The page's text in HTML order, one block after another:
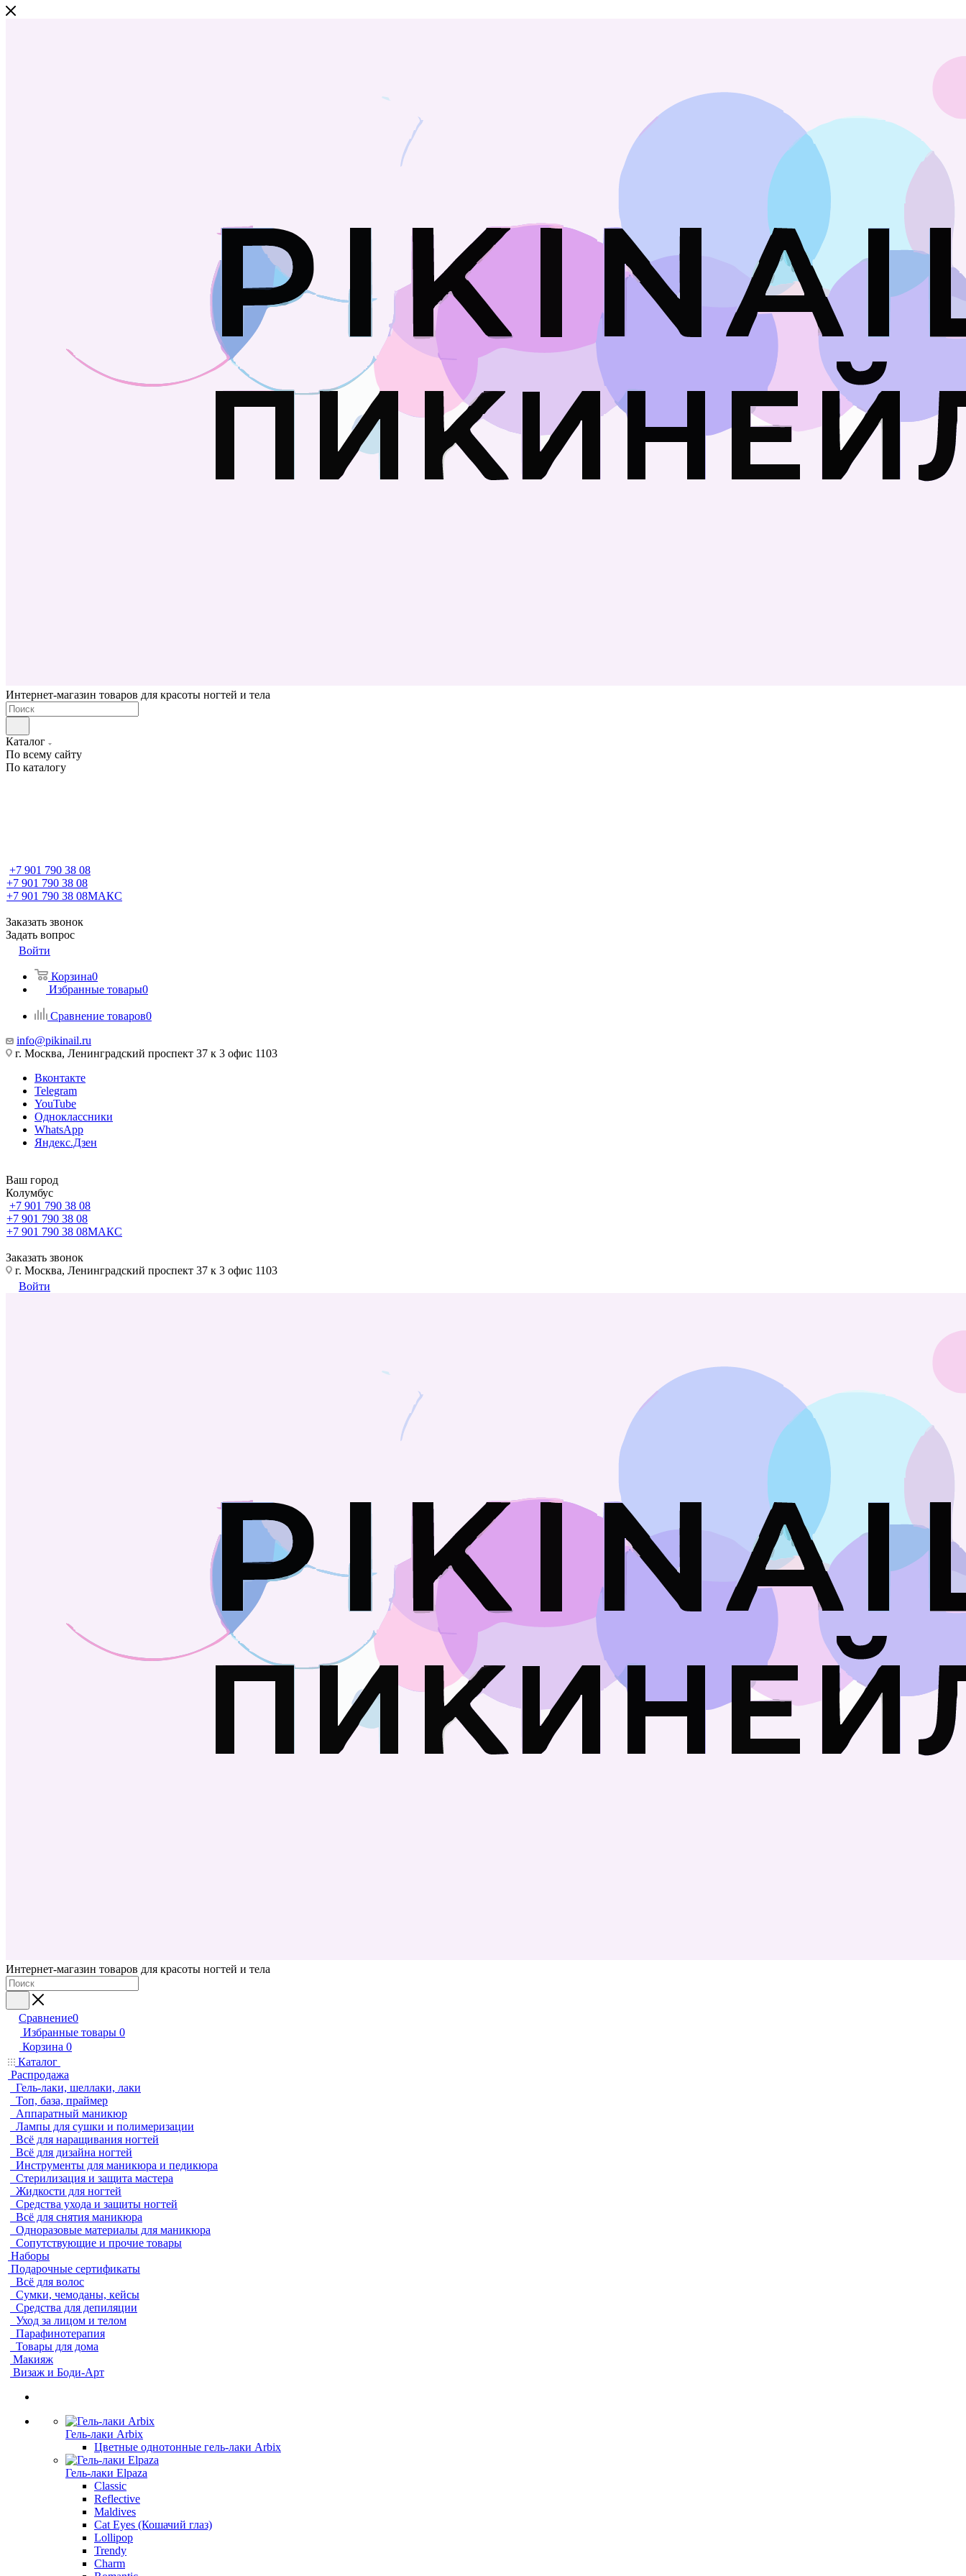
Интернет-магазин товаров для красоты ногтей и тела
Каталог
По всему сайту
По каталогу
+7 901 790 38 08
+7 901 790 38 08
+7 901 790 38 08МАКС
Заказать звонок
Задать вопрос
Войти
Корзина0
Избранные товары0
Сравнение товаров0
info@pikinail.ru
г. Москва, Ленинградский проспект 37 к 3 офис 1103
Вконтакте
Telegram
YouTube
Одноклассники
WhatsApp
Яндекс.Дзен
Ваш город
Колумбус
+7 901 790 38 08
+7 901 790 38 08
+7 901 790 38 08МАКС
Заказать звонок
г. Москва, Ленинградский проспект 37 к 3 офис 1103
Войти
Интернет-магазин товаров для красоты ногтей и тела
Сравнение0
Избранные товары 0
Корзина 0
Каталог
Распродажа
Гель-лаки, шеллаки, лаки
Топ, база, праймер
Аппаратный маникюр
Лампы для сушки и полимеризации
Всё для наращивания ногтей
Всё для дизайна ногтей
Инструменты для маникюра и педикюра
Стерилизация и защита мастера
Жидкости для ногтей
Средства ухода и защиты ногтей
Всё для снятия маникюра
Одноразовые материалы для маникюра
Сопутствующие и прочие товары
Наборы
Подарочные сертификаты
Всё для волос
Сумки, чемоданы, кейсы
Средства для депиляции
Уход за лицом и телом
Парафинотерапия
Товары для дома
Макияж
Визаж и Боди-Арт
Гель-лаки Arbix
Цветные однотонные гель-лаки Arbix
Гель-лаки Elpaza
Classic
Reflective
Maldives
Cat Eyes (Кошачий глаз)
Lollipop
Trendy
Charm